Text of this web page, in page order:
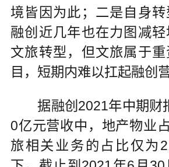
境皆因为此；二是自身
融创近几年也在力图减
文旅转型，但文旅属于
目，短期内难以扛起融创
据融创2021年中期财
0亿元营收中，地产物业
旅相关业务的占比仅为